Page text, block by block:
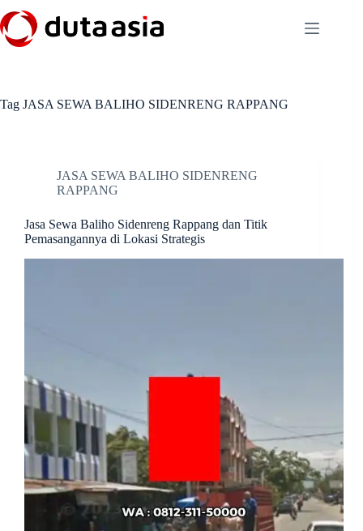
to
content
Tag JASA SEWA BALIHO SIDENRENG RAPPANG
JASA SEWA BALIHO SIDENRENG
RAPPANG
Jasa Sewa Baliho Sidenreng Rappang dan Titik
Pemasangannya di Lokasi Strategis